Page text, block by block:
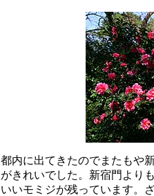
都内に出てきたのでまたもや
がきれいでした。新宿門より
いいモミジが残っています。